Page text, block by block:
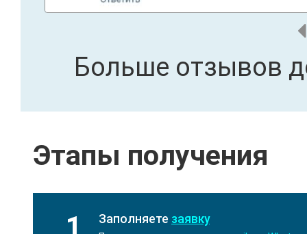
Больше отзывов
Этапы получения
1 Заполняете заявку